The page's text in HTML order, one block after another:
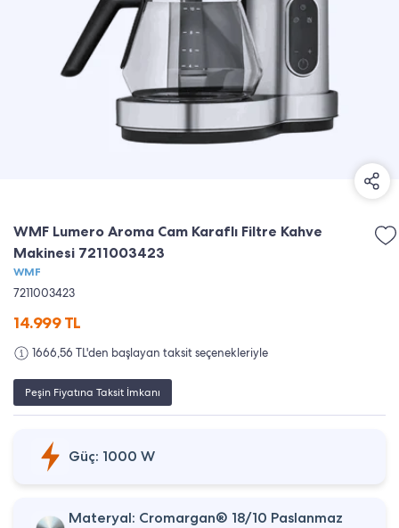
WMF Lumero Aroma Cam Karaflı Filtre Kahve
Makinesi 7211003423
WMF
7211003423
14.999TL
1666,56 TL'den başlayan taksit seçenekleriyle
Peşin Fiyatına Taksit İmkanı
Güç: 1000 W
Materyal: Cromargan® 18/10 Paslanmaz